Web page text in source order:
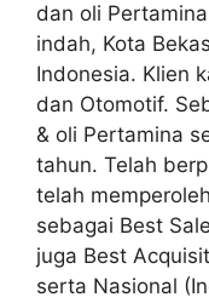
dan oli
indah, Kota
Indonesia. Klien
dan Otomotif.
& oli Pertamina
tahun. Telah
telah
sebagai Best
juga Best
serta Nasional